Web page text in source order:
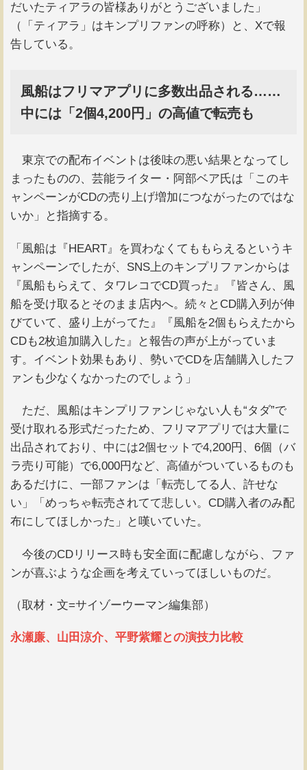
だいたティアラの皆様ありがとうございました」
（「ティアラ」はキンプリファンの呼称）と、Xで報
告している。
風船はフリマアプリに多数出品される……
中には「2個4,200円」の高値で転売も
東京での配布イベントは後味の悪い結果となってし
まったものの、芸能ライター・阿部ベア氏は「このキ
ャンペーンがCDの売り上げ増加につながったのではな
いか」と指摘する。
「風船は『HEART』を買わなくてももらえるというキ
ャンペーンでしたが、SNS上のキンプリファンからは
『風船もらえて、タワレコでCD買った』『皆さん、風
船を受け取るとそのまま店内へ。続々とCD購入列が伸
びていて、盛り上がってた』『風船を2個もらえたから
CDも2枚追加購入した』と報告の声が上がっていま
す。イベント効果もあり、勢いでCDを店舗購入したフ
ァンも少なくなかったのでしょう」
ただ、風船はキンプリファンじゃない人も“タダ”で
受け取れる形式だったため、フリマアプリでは大量に
出品されており、中には2個セットで4,200円、6個（バ
ラ売り可能）で6,000円など、高値がついているものも
あるだけに、一部ファンは「転売してる人、許せな
い」「めっちゃ転売されてて悲しい。CD購入者のみ配
布にしてほしかった」と嘆いていた。
今後のCDリリース時も安全面に配慮しながら、ファ
ンが喜ぶような企画を考えていってほしいものだ。
（取材・文=サイゾーウーマン編集部）
永瀬廉、山田涼介、平野紫耀との演技力比較